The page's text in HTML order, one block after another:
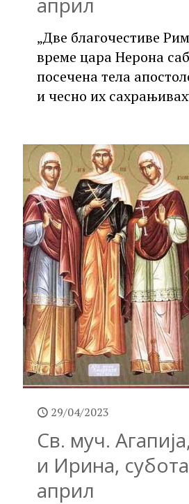
„Две благочестиве
време цара Нерона
посечена тела
и чесно их
29/04/2023
Св. муч.
и Ирина,
април